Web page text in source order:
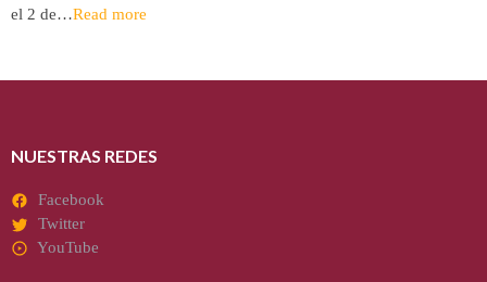
el 2 de…Read more
NUESTRAS REDES
Facebook
Twitter
YouTube